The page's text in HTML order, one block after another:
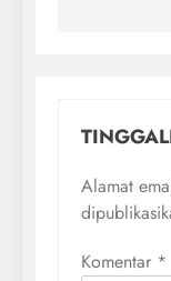
Alamat
Komentar *